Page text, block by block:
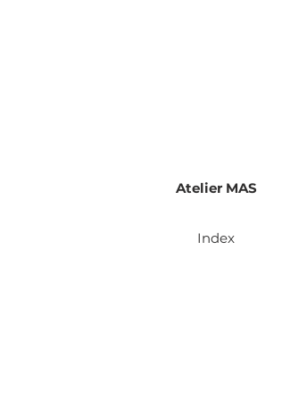
Atelier MAS
Index